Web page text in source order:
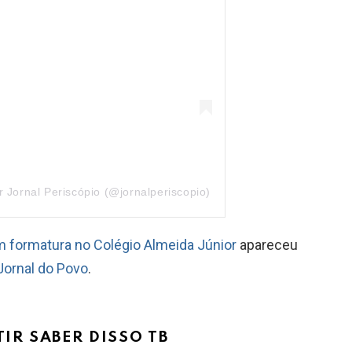
Periscópio (@jornalperiscopio)
formatura no Colégio Almeida Júnior apareceu
do Povo.
SABER DISSO TB